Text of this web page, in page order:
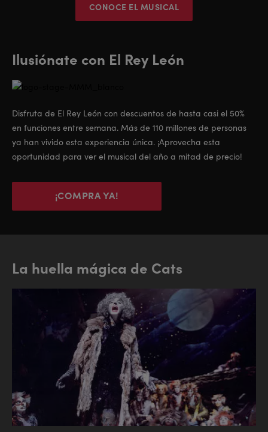
CONOCE EL MUSICAL
Disfruta de El Rey León con descuentos de hasta casi el 50%
en funciones entre semana. Más de 110 millones de personas
ya han vivido esta experiencia única. ¡Aprovecha esta
oportunidad para ver el musical del año a mitad de precio!
¡COMPRA YA!
Ilusiónate con El Rey León
La huella mágica de Cats